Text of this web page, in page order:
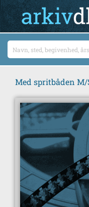
Med spritbåden